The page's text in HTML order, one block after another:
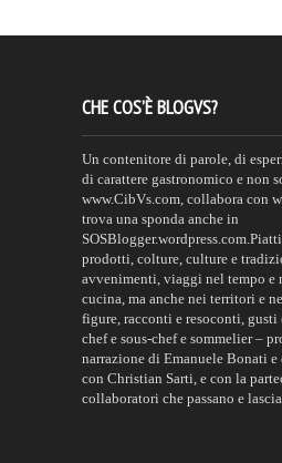
CHE COS’È BLOGVS?
Un contenitore di parole, di
di carattere gastronomico e non
www.CibVs.com, collabora con
trova una sponda anche in
prodotti, colture, culture e
avvenimenti, viaggi nel tempo e
cucina, ma anche nei territori e
figure, racconti e resoconti,
chef e sous-chef e sommelier –
narrazione di Emanuele Bonati e
con Christian Sarti, e con la
collaboratori che passano e